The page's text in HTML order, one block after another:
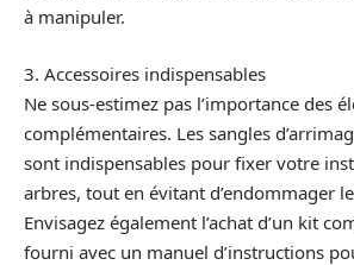
à manipuler.
3. Accessoires indispensables
Ne sous-estimez pas l’importance des
complémentaires. Les sangles
sont indispensables pour fixer votre
arbres, tout en évitant d’endommager
Envisagez également l’achat d’un kit
fourni avec un manuel d’instructions